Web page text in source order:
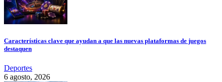
Características clave que ayudan a que las nuevas plataformas de juegos
destaquen
Deportes
6 agosto, 2026